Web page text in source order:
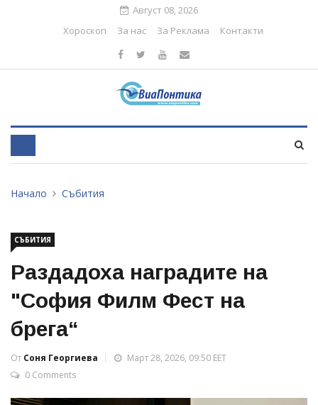
Август 08, 2026
Хороскоп
За нас За Реклама Контакти
Начало Събития
СЪБИТИЯ
Раздадоха наградите на
"София Филм Фест на
брега“
От Соня Георгиева
Март 28, 2026, 09:50 EET
0 Comments